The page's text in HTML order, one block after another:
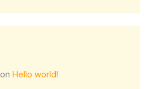
onHello world!